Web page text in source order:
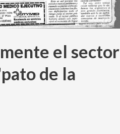
el sector
de la